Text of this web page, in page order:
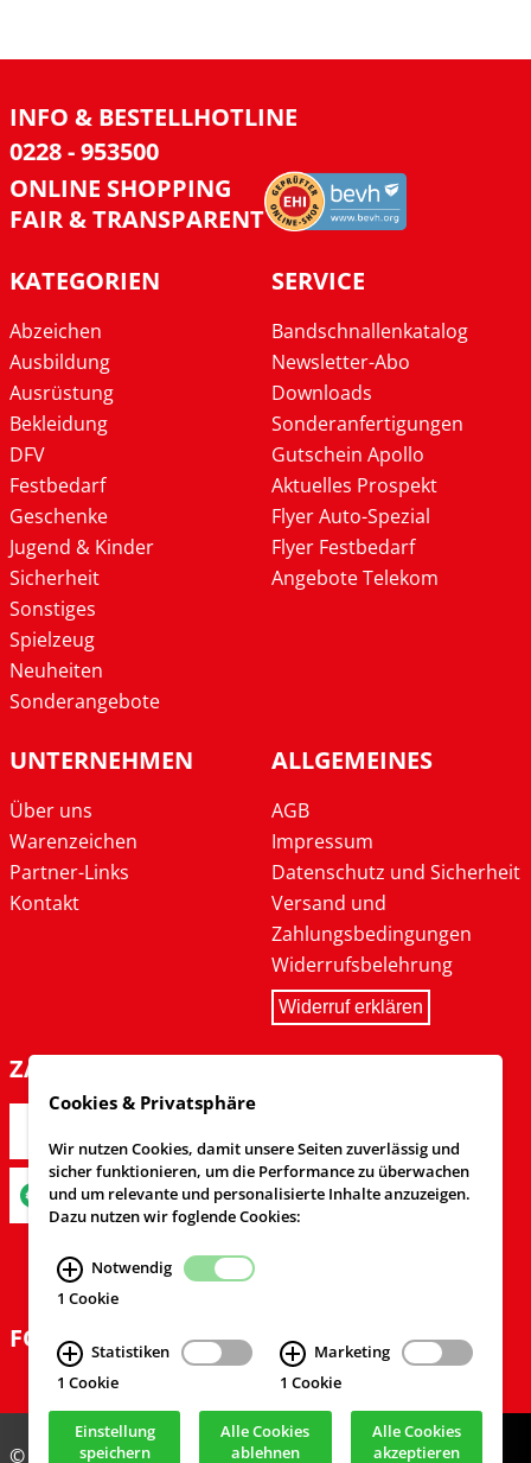
INFO & BESTELLHOTLINE
0228 - 953500
ONLINE SHOPPING
FAIR & TRANSPARENT
KATEGORIEN
Abzeichen
Ausbildung
Ausrüstung
Bekleidung
DFV
Festbedarf
Geschenke
Jugend & Kinder
Sicherheit
Sonstiges
Spielzeug
Neuheiten
Sonderangebote
SERVICE
Bandschnallenkatalog
Newsletter-Abo
Downloads
Sonderanfertigungen
Gutschein Apollo
Aktuelles Prospekt
Flyer Auto-Spezial
Flyer Festbedarf
Angebote Telekom
UNTERNEHMEN
Über uns
Warenzeichen
Partner-Links
Kontakt
ALLGEMEINES
AGB
Impressum
Datenschutz und Sicherheit
Versand und
Zahlungsbedingungen
Widerrufsbelehrung
Widerruf erklären
ZAHLARTEN
FOLGEN SIE UNS
© Feuerwehrversand 2024
Cookies & Privatsphäre
Wir nutzen Cookies, damit unsere Seiten zuverlässig und
sicher funktionieren, um die Performance zu überwachen
und um relevante und personalisierte Inhalte anzuzeigen.
Dazu nutzen wir foglende Cookies:
Notwendig
1 Cookie
Statistiken
1 Cookie
Marketing
1 Cookie
Einstellung
speichern
Alle Cookies
ablehnen
Alle Cookies
akzeptieren